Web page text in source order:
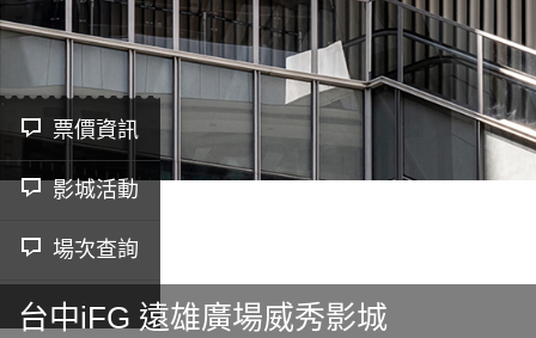
台中iFG 遠雄廣場威秀影城
票價資訊
影城活動
場次查詢
影城活動
中獎名單
合作夥伴
商場活動